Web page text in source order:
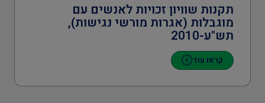
תקנות שוויון זכויות לאנשים עם
מוגבלות (אגרות מורשי נגישות),
תש"ע-2010
קראו עוד